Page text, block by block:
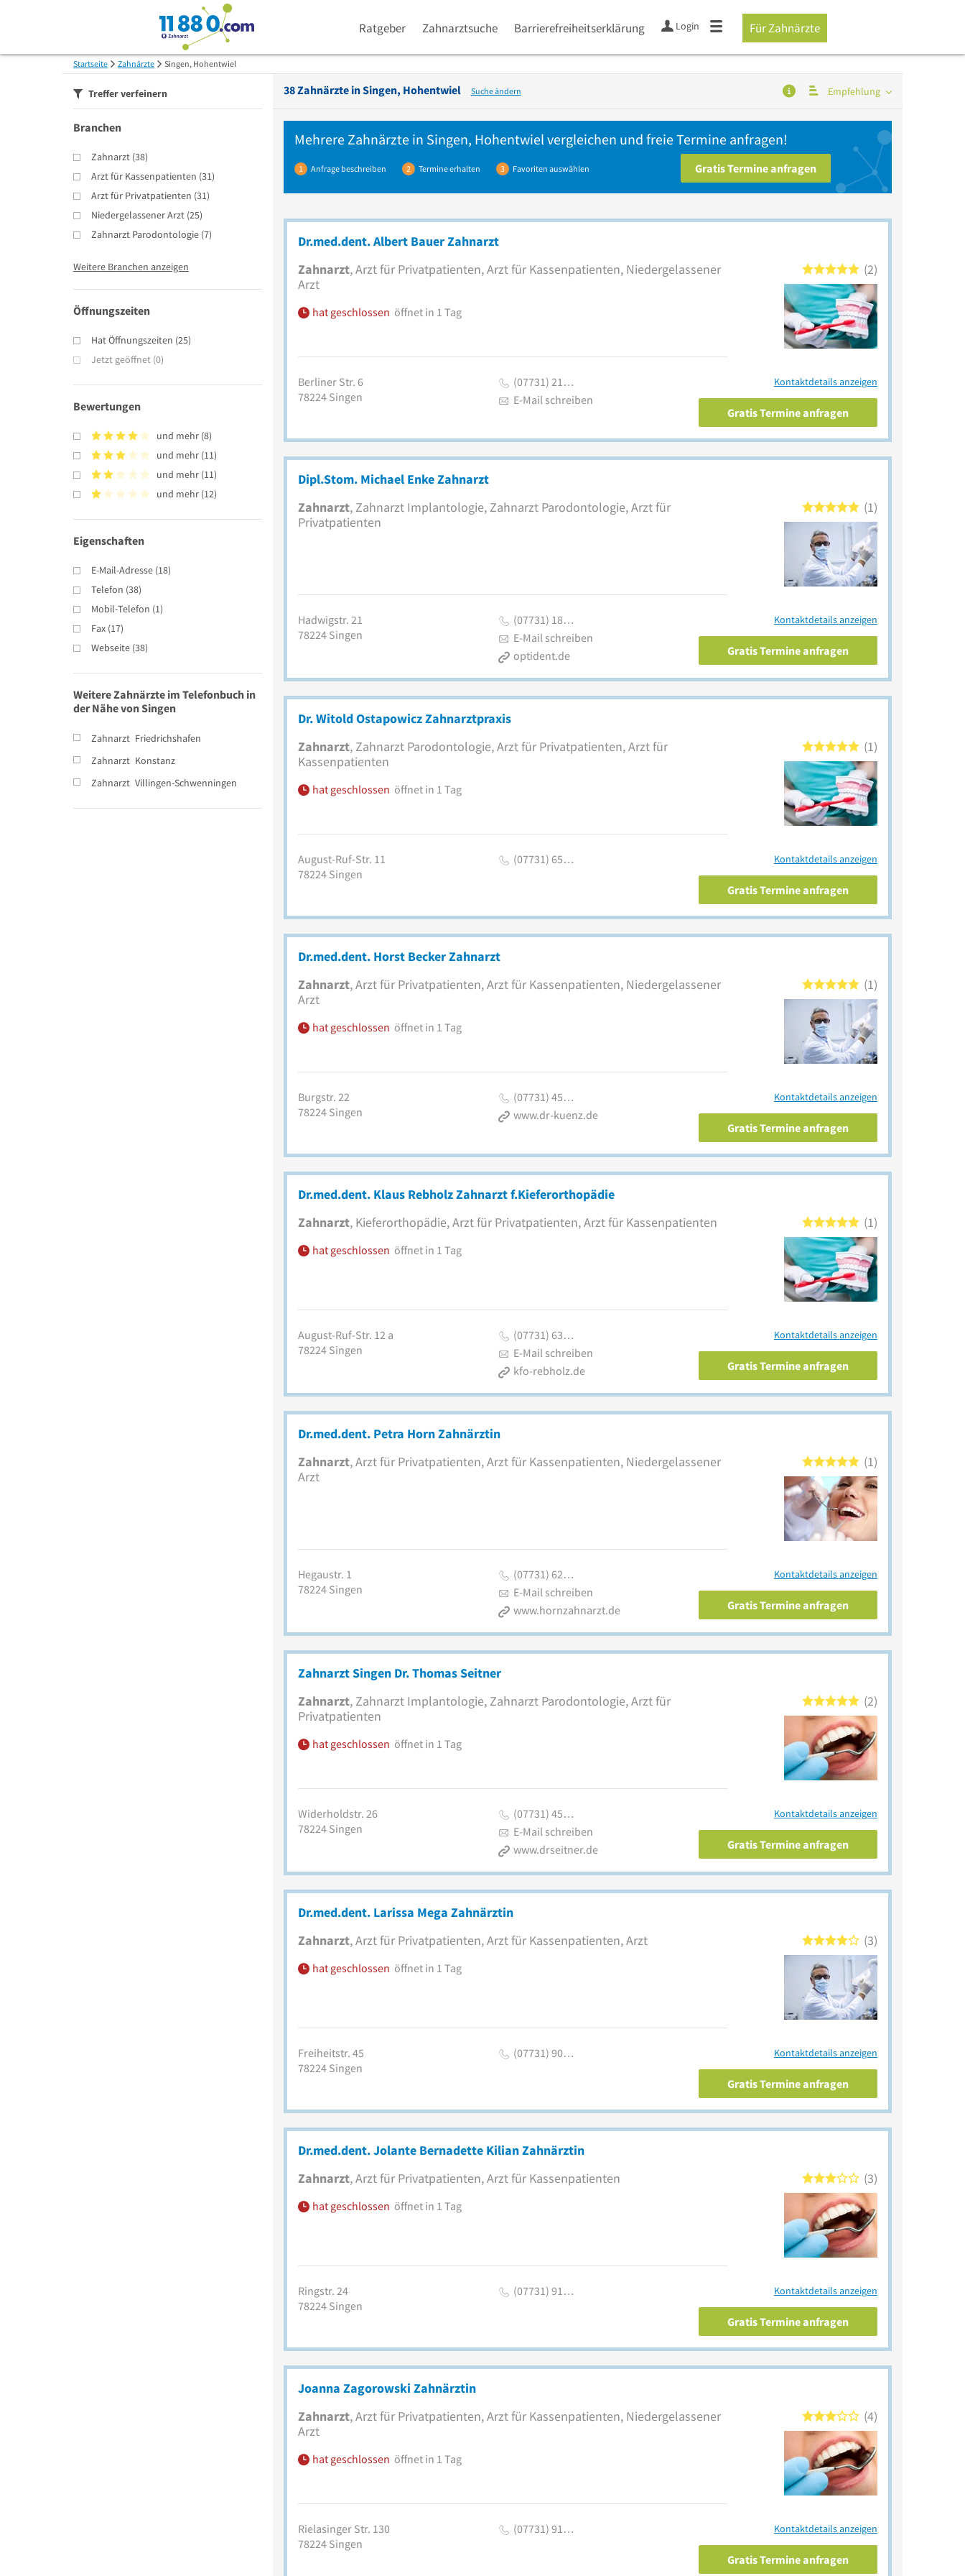
Ratgeber Zahnarztsuche Barrierefreiheitserklärung Login Für Zahnärzte
Startseite Zahnärzte Singen, Hohentwiel
Treffer verfeinern
Branchen
Zahnarzt (38)
Arzt für Kassenpatienten (31)
Arzt für Privatpatienten (31)
Niedergelassener Arzt (25)
Zahnarzt Parodontologie (7)
Weitere Branchen anzeigen
Öffnungszeiten
Hat Öffnungszeiten (25)
Jetzt geöffnet (0)
Bewertungen
und mehr (8)
und mehr (11)
und mehr (11)
und mehr (12)
Eigenschaften
E-Mail-Adresse (18)
Telefon (38)
Mobil-Telefon (1)
Fax (17)
Webseite (38)
Weitere Zahnärzte im Telefonbuch in
der Nähe von Singen
Zahnarzt Friedrichshafen
Zahnarzt Konstanz
Zahnarzt Villingen-Schwenningen
38Zahnärzte inSingen, Hohentwiel Suche ändern Empfehlung
1 Anfrage beschreiben 2 Termine erhalten 3 Favoriten auswählen
MehrereZahnärztein Singen, Hohentwiel vergleichen und freie Termine anfragen!
Gratis Termine anfragen
Dr.med.dent. Albert Bauer Zahnarzt
Zahnarzt, Arzt für Privatpatienten, Arzt für Kassenpatienten, Niedergelassener
Arzt
hat geschlossen öffnet in 1 Tag
2
Berliner Str. 6
78224 Singen
(07731) 21…
E-Mail schreiben
Kontaktdetails anzeigen
Gratis Termine anfragen
Dipl.Stom. Michael Enke Zahnarzt
Zahnarzt, Zahnarzt Implantologie, Zahnarzt Parodontologie, Arzt für
Privatpatienten
1
Hadwigstr. 21
78224 Singen
(07731) 18…
E-Mail schreiben
optident.de
Kontaktdetails anzeigen
Gratis Termine anfragen
Dr. Witold Ostapowicz Zahnarztpraxis
Zahnarzt, Zahnarzt Parodontologie, Arzt für Privatpatienten, Arzt für
Kassenpatienten
hat geschlossen öffnet in 1 Tag
1
August-Ruf-Str. 11
78224 Singen
(07731) 65… Kontaktdetails anzeigen
Gratis Termine anfragen
Dr.med.dent. Horst Becker Zahnarzt
Zahnarzt, Arzt für Privatpatienten, Arzt für Kassenpatienten, Niedergelassener
Arzt
hat geschlossen öffnet in 1 Tag
1
Burgstr. 22
78224 Singen
(07731) 45…
www.dr-kuenz.de
Kontaktdetails anzeigen
Gratis Termine anfragen
Dr.med.dent. Klaus Rebholz Zahnarzt f.Kieferorthopädie
Zahnarzt, Kieferorthopädie, Arzt für Privatpatienten, Arzt für Kassenpatienten
hat geschlossen öffnet in 1 Tag
1
August-Ruf-Str. 12 a
78224 Singen
(07731) 63…
E-Mail schreiben
kfo-rebholz.de
Kontaktdetails anzeigen
Gratis Termine anfragen
Dr.med.dent. Petra Horn Zahnärztin
Zahnarzt, Arzt für Privatpatienten, Arzt für Kassenpatienten, Niedergelassener
Arzt
1
Hegaustr. 1
78224 Singen
(07731) 62…
E-Mail schreiben
www.hornzahnarzt.de
Kontaktdetails anzeigen
Gratis Termine anfragen
Zahnarzt Singen Dr. Thomas Seitner
Zahnarzt, Zahnarzt Implantologie, Zahnarzt Parodontologie, Arzt für
Privatpatienten
hat geschlossen öffnet in 1 Tag
2
Widerholdstr. 26
78224 Singen
(07731) 45…
E-Mail schreiben
www.drseitner.de
Kontaktdetails anzeigen
Gratis Termine anfragen
Dr.med.dent. Larissa Mega Zahnärztin
Zahnarzt, Arzt für Privatpatienten, Arzt für Kassenpatienten, Arzt
hat geschlossen öffnet in 1 Tag
3
Freiheitstr. 45
78224 Singen
(07731) 90… Kontaktdetails anzeigen
Gratis Termine anfragen
Dr.med.dent. Jolante Bernadette Kilian Zahnärztin
Zahnarzt, Arzt für Privatpatienten, Arzt für Kassenpatienten
hat geschlossen öffnet in 1 Tag
3
Ringstr. 24
78224 Singen
(07731) 91… Kontaktdetails anzeigen
Gratis Termine anfragen
Joanna Zagorowski Zahnärztin
Zahnarzt, Arzt für Privatpatienten, Arzt für Kassenpatienten, Niedergelassener
Arzt
hat geschlossen öffnet in 1 Tag
4
Rielasinger Str. 130
78224 Singen
(07731) 91… Kontaktdetails anzeigen
Gratis Termine anfragen